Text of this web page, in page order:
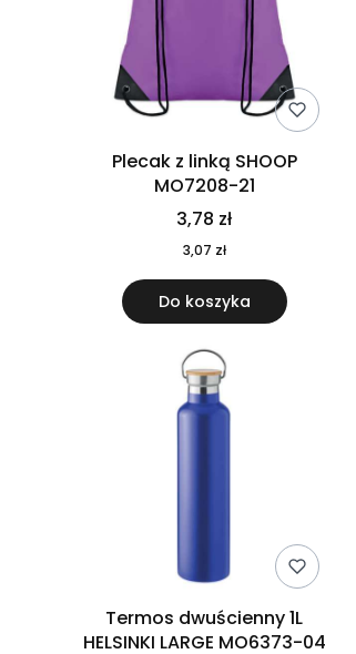
Plecak z linką SHOOP
MO7208-21
3,78 zł
3,07 zł
Do koszyka
Termos dwuścienny 1L
HELSINKI LARGE MO6373-04